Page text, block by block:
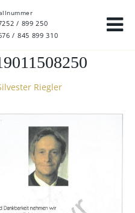
/ 899 250
/ 845 899 310
Riegler